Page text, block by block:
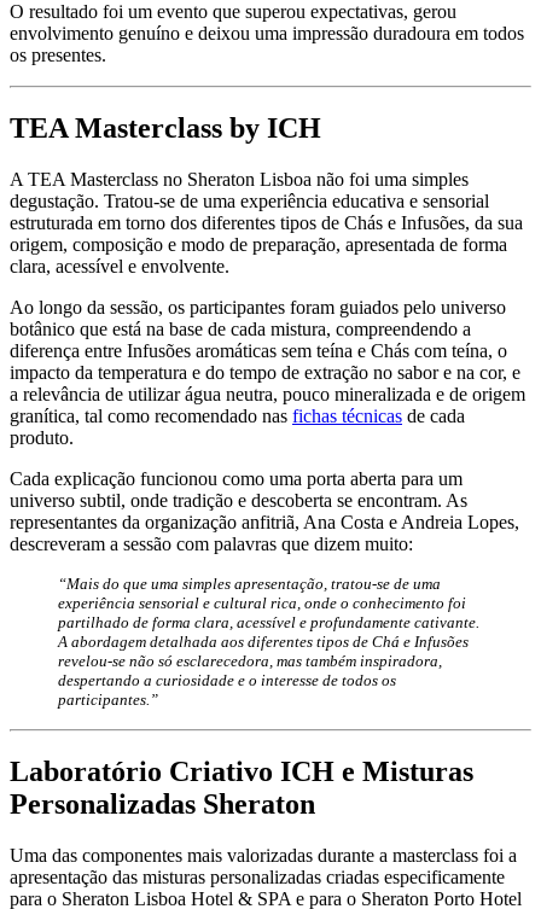
O resultado foi um evento que superou expectativas, gerou
envolvimento genuíno e deixou uma impressão duradoura em todos
os presentes.
TEA Masterclass by ICH
A TEA Masterclass no Sheraton Lisboa não foi uma simples
degustação. Tratou-se de uma experiência educativa e sensorial
estruturada em torno dos diferentes tipos de Chás e Infusões, da sua
origem, composição e modo de preparação, apresentada de forma
clara, acessível e envolvente.
Ao longo da sessão, os participantes foram guiados pelo universo
botânico que está na base de cada mistura, compreendendo a
diferença entre Infusões aromáticas sem teína e Chás com teína, o
impacto da temperatura e do tempo de extração no sabor e na cor, e
a relevância de utilizar água neutra, pouco mineralizada e de origem
granítica, tal como recomendado nas fichas técnicas de cada
produto.
Cada explicação funcionou como uma porta aberta para um
universo subtil, onde tradição e descoberta se encontram. As
representantes da organização anfitriã, Ana Costa e Andreia Lopes,
descreveram a sessão com palavras que dizem muito:
“Mais do que uma simples apresentação, tratou-se de uma
experiência sensorial e cultural rica, onde o conhecimento foi
partilhado de forma clara, acessível e profundamente cativante.
A abordagem detalhada aos diferentes tipos de Chá e Infusões
revelou-se não só esclarecedora, mas também inspiradora,
despertando a curiosidade e o interesse de todos os
participantes.”
Laboratório Criativo ICH e Misturas
Personalizadas Sheraton
Uma das componentes mais valorizadas durante a masterclass foi a
apresentação das misturas personalizadas criadas especificamente
para o Sheraton Lisboa Hotel & SPA e para o Sheraton Porto Hotel